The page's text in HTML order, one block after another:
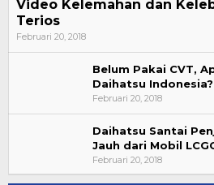
Video Kelemahan dan
Terios
Februari 20, 2018
Belum Pakai CVT,
Daihatsu Indonesia?
Februari 20, 2018
Daihatsu Santai
Jauh dari Mobil
Februari 20, 2018
Bupati Ahmad Hijazi, Hadiri
Penetapan Paslon Bupati